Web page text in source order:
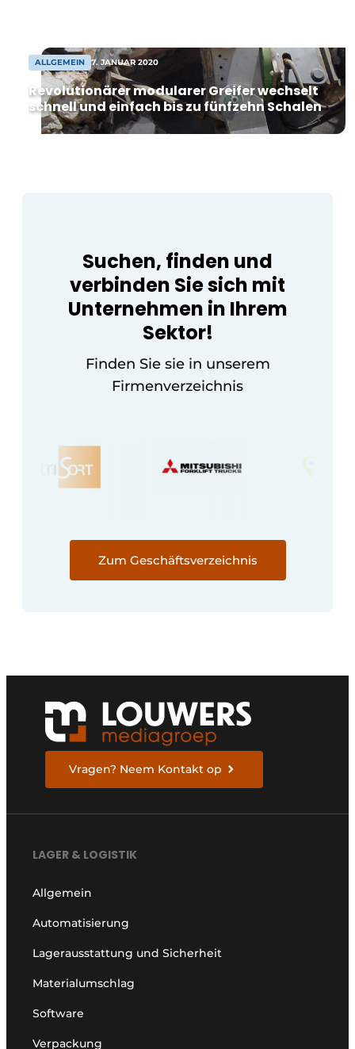
bald beginnen [...]
ALLGEMEIN 7. JANUAR 2020
Revolutionärer modularer Greifer wechselt
schnell und einfach bis zu fünfzehn Schalen
Suchen, finden und
verbinden Sie sich mit
Unternehmen in Ihrem
Sektor!
Finden Sie sie in unserem
Firmenverzeichnis
Zum Geschäftsverzeichnis
Vragen? Neem Kontakt op
LAGER & LOGISTIK
Allgemein
Automatisierung
Lagerausstattung und Sicherheit
Materialumschlag
Software
Verpackung